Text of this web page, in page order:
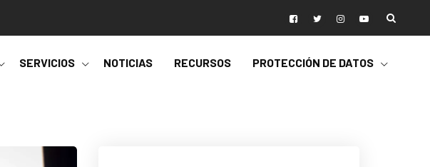
SERVICIOS NOTICIAS RECURSOS PROTECCIÓN DE DATOS